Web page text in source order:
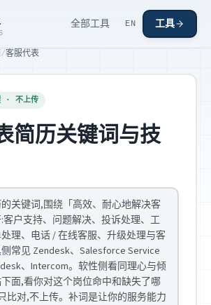
全部工具 EN 工具
/客服代表
· 不上传
简历关键词与技
关键词,围绕「高效、耐心地解决客
客户支持、问题解决、投诉处理、工
理、电话 / 在线客服、升级处理与客
常见 Zendesk、Salesforce Service
、Intercom。软性侧看同理心与倾
面,看你对这个岗位命中和缺失了哪
对,不上传。补词是让你的服务能力